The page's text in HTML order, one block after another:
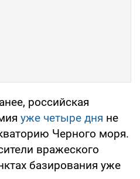
российская
уже четыре дня не
Черного моря.
вражеского
базирования уже